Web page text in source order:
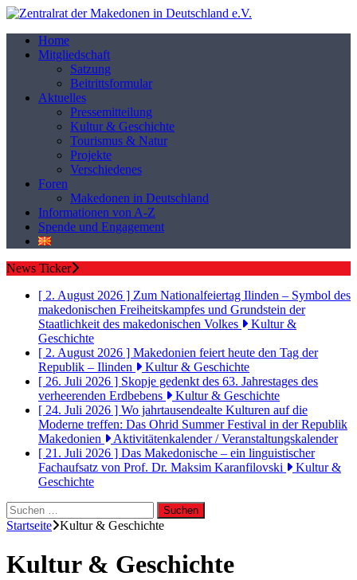
Home
Mitgliedschaft
Satzung
Beitrittsformular
Aktuelles
Pressemitteilung
Kultur & Geschichte
Tourismus & Natur
Projekte
Verschiedenes
Foren
Makedonen in Deutschland
Informationen von A-Z
Spende und Engagement
News Ticker
[ 2. August 2026 ] Zum Nationalfeiertag Ilinden – Symbol des
makedonischen Freiheitskampfes und Grundstein der
Staatlichkeit des makedonischen Volkes
Kultur &
Geschichte
[ 2. August 2026 ] Makedonien feiert heute den Tag der
Republik – Ilinden
Kultur & Geschichte
[ 26. Juli 2026 ] Skopje gedenkt des 63. Jahrestages des
verheerenden Erdbebens
Kultur & Geschichte
[ 24. Juli 2026 ] Wo jahrtausendealte Kulturen auf die
Moderne treffen: Das Ohrid Summer Festival in der Republik
Makedonien
Aktivitätenkalender / Veranstaltungskalender
[ 21. Juli 2026 ] Das Makedonische – ein linguistischer
Fachaufsatz von Prof. Dr. Maksim Karanfilovski
Kultur &
Geschichte
Suchen
nach:
Startseite Kultur & Geschichte
Kultur & Geschichte